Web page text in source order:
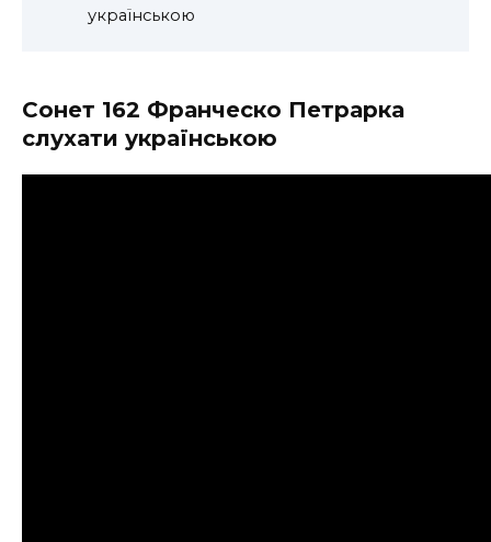
українською
Сонет 162 Франческо Петрарка
слухати українською